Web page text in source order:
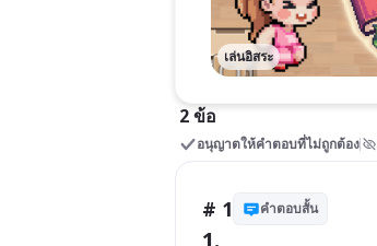
เล่นอิสระ
2 ข้อ
อนุญาตให้คำตอบที่ไม่ถูกต้อง
# 1 คำตอบสั้น
1.